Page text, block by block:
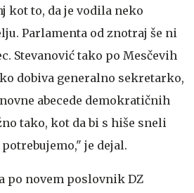
kot to, da je vodila neko
Parlamenta od znotraj še ni
Stevanović tako po Mesčevih
dobiva generalno sekretarko,
abecede demokratičnih
tako, kot da bi s hiše sneli
je dejal.
po novem poslovnik DZ